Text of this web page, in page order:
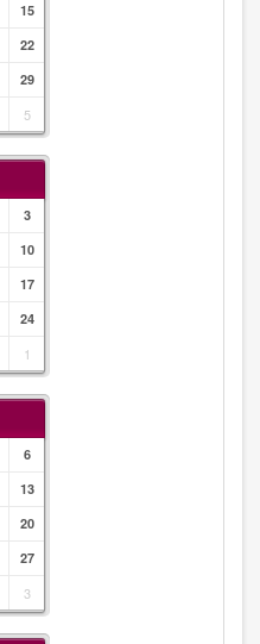
15
22
29
5
3
10
17
24
1
6
13
20
27
3